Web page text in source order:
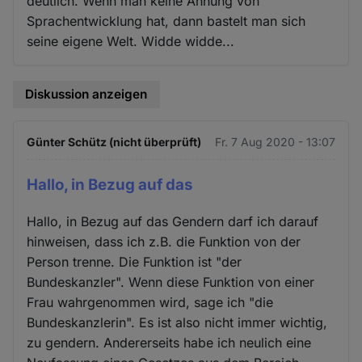
Sprachentwicklung hat, dann bastelt man sich
seine eigene Welt. Widde widde...
Diskussion anzeigen
Günter Schütz (nicht überprüft) Fr. 7 Aug 2020 - 13:07
Hallo, in Bezug auf das
Hallo, in Bezug auf das Gendern darf ich darauf
hinweisen, dass ich z.B. die Funktion von der
Person trenne. Die Funktion ist "der
Bundeskanzler". Wenn diese Funktion von einer
Frau wahrgenommen wird, sage ich "die
Bundeskanzlerin". Es ist also nicht immer wichtig,
zu gendern. Andererseits habe ich neulich eine